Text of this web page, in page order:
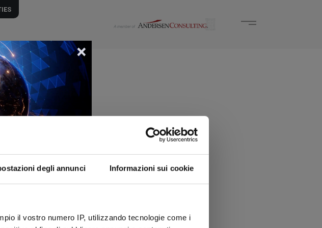
degli annunci Informazioni sui cookie
il vostro numero IP, utilizzando tecnologie come i